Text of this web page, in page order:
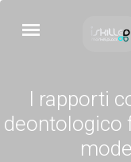
I rapporti
deontologico